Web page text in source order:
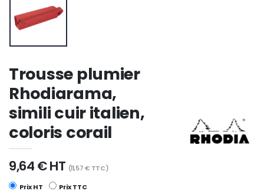
Trousse plumier
Rhodiarama,
simili cuir italien,
coloris corail
9,64 € HT (11,57 € TTC)
Prix HT Prix TTC